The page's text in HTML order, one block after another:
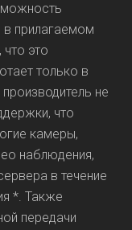
в прилагаемом
это
только в
не
что
камеры,
наблюдения,
в течение
*. Также
передачи